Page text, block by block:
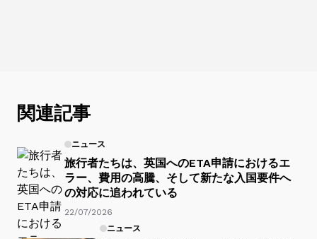
関連記事
ニュース
旅行者たちは、英国へのETA申請におけるエ
ラー、費用の高騰、そして新たな入国要件へ
の対応に追われている
22/07/2026
ニュース